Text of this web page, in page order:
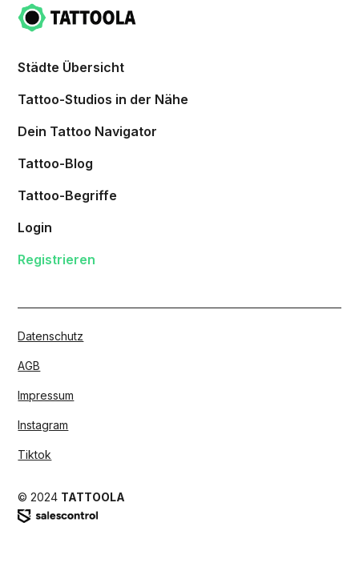
Städte Übersicht
Tattoo-Studios in der Nähe
Dein Tattoo Navigator
Tattoo-Blog
Tattoo-Begriffe
Login
Registrieren
Datenschutz
AGB
Impressum
Instagram
Tiktok
© 2024 TATTOOLA